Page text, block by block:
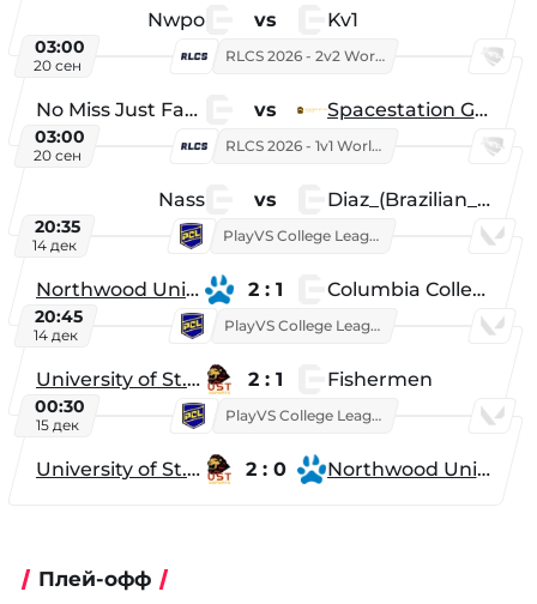
Nwpo vs Kv1
03:00
20 сен
RLCS 2026 - 2v2 World Championship
No Miss Just Fake vs Spacestation Gaming
03:00
20 сен
RLCS 2026 - 1v1 World Championship
Nass vs Diaz_(Brazilian_Player)
20:35
14 дек
PlayVS College League 2025: Fall
Northwood University 2 : 1 Columbia College
20:45
14 дек
PlayVS College League 2025: Fall
University of St. Thomas 2 : 1 Fishermen
00:30
15 дек
PlayVS College League 2025: Fall
University of St. Thomas 2 : 0 Northwood University
Плей-офф